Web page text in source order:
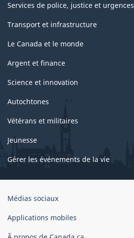
Services de police, justice et urgences
Transport et infrastructure
Le Canada et le monde
Argent et finance
Science et innovation
Autochtones
Vétérans et militaires
Jeunesse
Gérer les événements de la vie
Organisation
gouvernement
Médias sociaux
Applications mobiles